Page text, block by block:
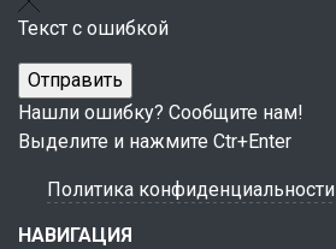
Текст с ошибкой
Нашли ошибку? Сообщите нам!
Выделите и нажмите Ctr+Enter
Политика конфиденциальности
НАВИГАЦИЯ